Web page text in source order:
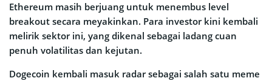
Ethereum masih berjuang untuk menembus level
breakout secara meyakinkan. Para investor kini kembali
melirik sektor ini, yang dikenal sebagai ladang cuan
penuh volatilitas dan kejutan.
Dogecoin kembali masuk radar sebagai salah satu meme